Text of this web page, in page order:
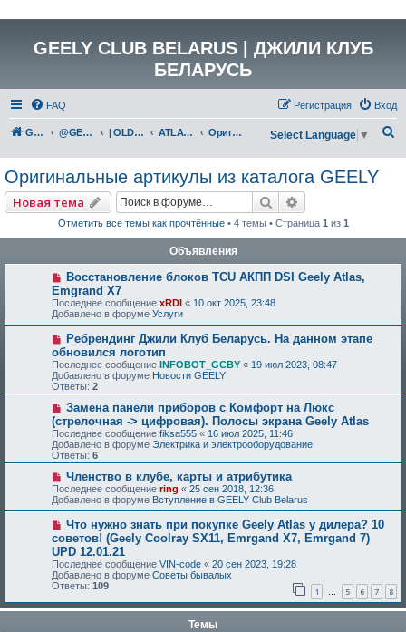
GEELY CLUB BELARUS | ДЖИЛИ КЛУБ
БЕЛАРУСЬ
FAQ Вход
Регистрация
GEELY Club Belarus @GEELYCLUBBY | OLD GEELY ATLAS (NL-3) Оригинальные артикулы из каталога GEELY Select Language ▼
Оригинальные артикулы из каталога GEELY
Новая тема Поиск
Отметить все темы как прочтённые• 4 темы • Страница 1 из 1
Объявления
Восстановление блоков TCU АКПП DSI Geely Atlas,
Emgrand X7
Последнее сообщение xRDI « 10 окт 2025, 23:48
Добавлено в форуме Услуги
Ребрендинг Джили Клуб Беларусь. На данном этапе
обновился логотип
Последнее сообщение INFOBOT_GCBY « 19 июл 2023, 08:47
Добавлено в форуме Новости GEELY
Ответы: 2
Замена панели приборов с Комфорт на Люкс
(стрелочная -> цифровая). Полосы экрана Geely Atlas
Последнее сообщение fiksa555 « 16 июл 2025, 11:46
Добавлено в форуме Электрика и электрооборудование
Ответы: 6
Членство в клубе, карты и атрибутика
Последнее сообщение ring « 25 сен 2018, 12:36
Добавлено в форуме Вступление в GEELY Club Belarus
Что нужно знать при покупке Geely Atlas у дилера? 10
советов! (Geely Coolray SX11, Emrgand X7, Emrgand 7)
UPD 12.01.21
Последнее сообщение VIN-code « 20 сен 2023, 19:28
Добавлено в форуме Советы бывалых
Ответы: 109 1 … 5 6 7 8
Темы